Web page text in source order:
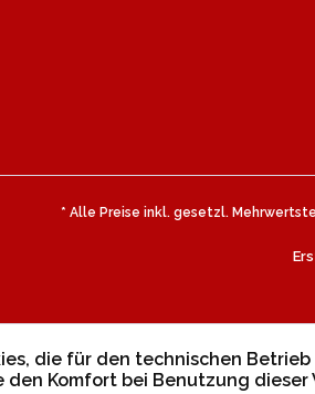
* Alle Preise inkl. gesetzl.
die für den technischen
den Komfort bei Benutzung